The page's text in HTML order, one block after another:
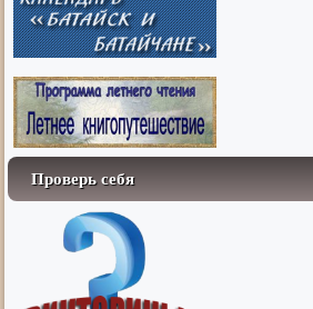
Проверь себя